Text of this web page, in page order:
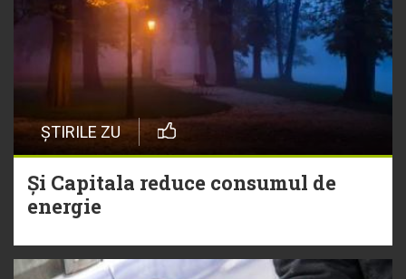
ȘTIRILE ZU
Și Capitala reduce consumul de
energie